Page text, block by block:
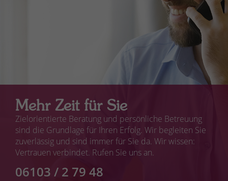
Mehr Zeit für Sie
Zielorientierte Beratung und persönliche Betreuung
sind die Grundlage für Ihren Erfolg. Wir begleiten Sie
zuverlässig und sind immer für Sie da. Wir wissen:
Vertrauen verbindet. Rufen Sie uns an.
06103 / 2 79 48